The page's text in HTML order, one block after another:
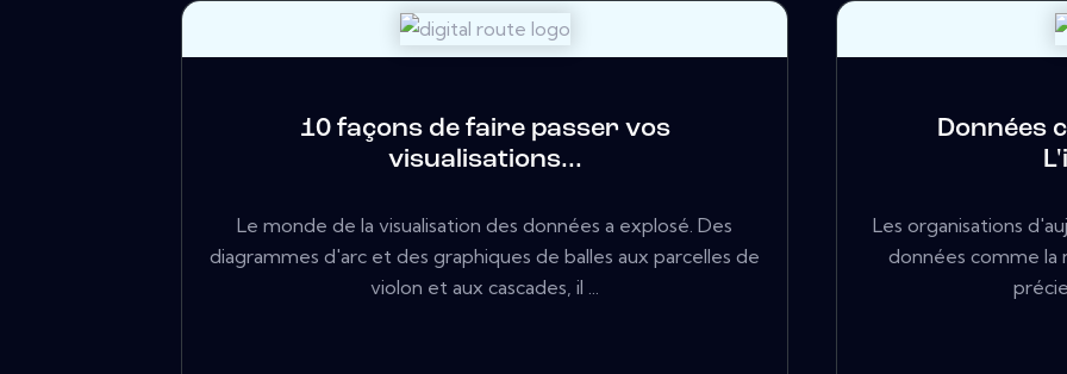
10 façons de faire passer vos
visualisations...
Le monde de la visualisation des données a explosé. Des
diagrammes d'arc et des graphiques de balles aux parcelles de
violon et aux cascades, il ...
Données
Les organisations
données comme la